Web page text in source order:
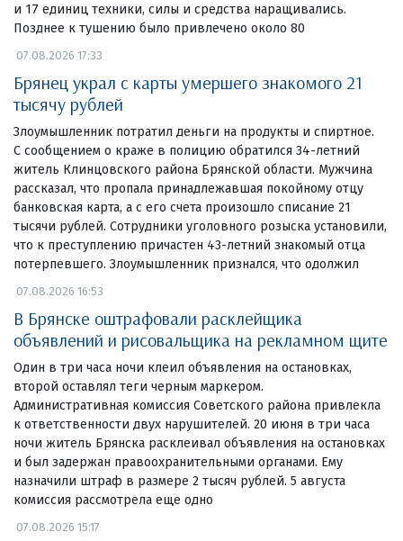
и 17 единиц техники, силы и средства наращивались.
Позднее к тушению было привлечено около 80
07.08.2026 17:33
Брянец украл с карты умершего знакомого 21
тысячу рублей
Злоумышленник потратил деньги на продукты и спиртное.
С сообщением о краже в полицию обратился 34-летний
житель Клинцовского района Брянской области. Мужчина
рассказал, что пропала принадлежавшая покойному отцу
банковская карта, а с его счета произошло списание 21
тысячи рублей. Сотрудники уголовного розыска установили,
что к преступлению причастен 43-летний знакомый отца
потерпевшего. Злоумышленник признался, что одолжил
07.08.2026 16:53
В Брянске оштрафовали расклейщика
объявлений и рисовальщика на рекламном щите
Один в три часа ночи клеил объявления на остановках,
второй оставлял теги черным маркером.
Административная комиссия Советского района привлекла
к ответственности двух нарушителей. 20 июня в три часа
ночи житель Брянска расклеивал объявления на остановках
и был задержан правоохранительными органами. Ему
назначили штраф в размере 2 тысяч рублей. 5 августа
комиссия рассмотрела еще одно
07.08.2026 15:17